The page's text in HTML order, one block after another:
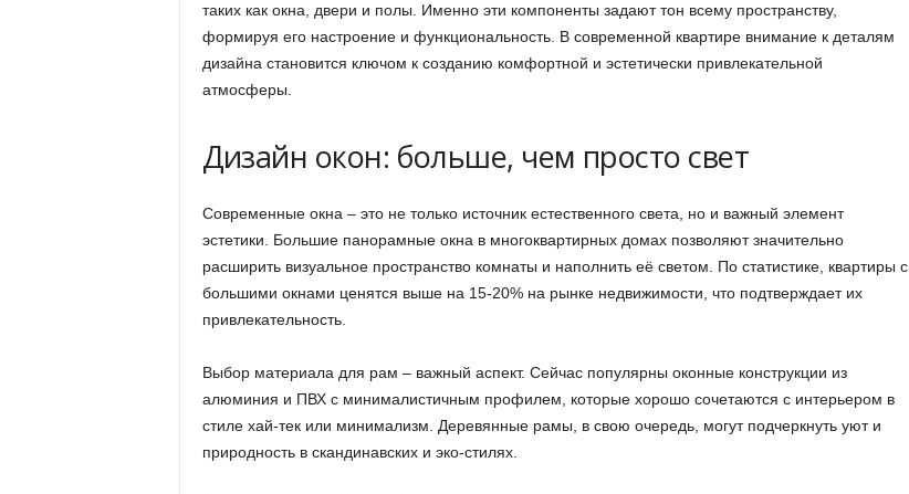
таких как окна, двери и полы. Именно эти компоненты задают тон всему пространству,
формируя его настроение и функциональность. В современной квартире внимание к деталям
дизайна становится ключом к созданию комфортной и эстетически привлекательной
атмосферы.
Дизайн окон: больше, чем просто свет
Современные окна – это не только источник естественного света, но и важный элемент
эстетики. Большие панорамные окна в многоквартирных домах позволяют значительно
расширить визуальное пространство комнаты и наполнить её светом. По статистике, квартиры с
большими окнами ценятся выше на 15-20% на рынке недвижимости, что подтверждает их
привлекательность.
Выбор материала для рам – важный аспект. Сейчас популярны оконные конструкции из
алюминия и ПВХ с минималистичным профилем, которые хорошо сочетаются с интерьером в
стиле хай-тек или минимализм. Деревянные рамы, в свою очередь, могут подчеркнуть уют и
природность в скандинавских и эко-стилях.